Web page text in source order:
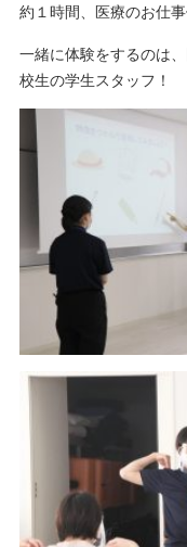
約１時間、医療のお仕事
一緒に体験をするのは
校生の学生スタッフ！